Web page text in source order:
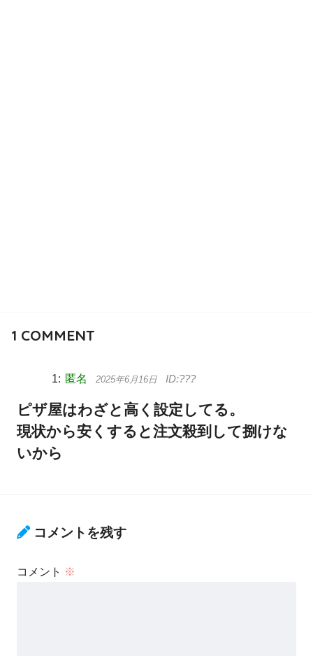
1 COMMENT
匿名 2025年6月16日
ピザ屋はわざと高く設定してる。
現状から安くすると注文殺到して捌けな
いから
コメントを残す
コメント ※